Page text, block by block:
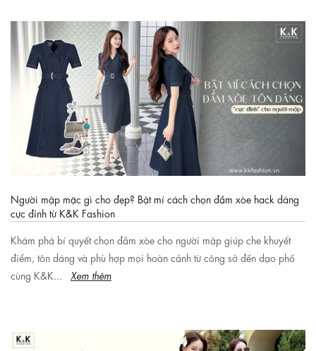
Người mập mặc gì cho đẹp? Bật mí cách chọn đầm xòe hack dáng
cực đỉnh từ K&K Fashion
Khám phá bí quyết chọn đầm xòe cho người mập giúp che khuyết
điểm, tôn dáng và phù hợp mọi hoàn cảnh từ công sở đến dạo phố
cùng K&K...
Xem thêm